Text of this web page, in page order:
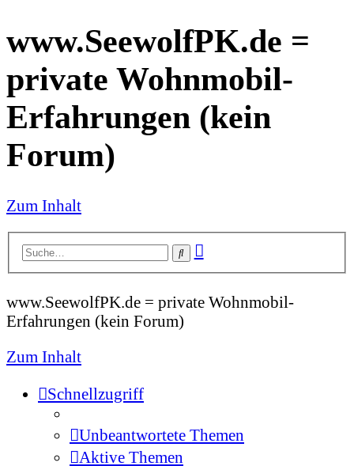
www.SeewolfPK.de =
private Wohnmobil-
Erfahrungen (kein
Forum)
Zum Inhalt
SucheErweiterte
www.SeewolfPK.de = private Wohnmobil-
Erfahrungen (kein Forum)
Zum Inhalt
Schnellzugriff
Unbeantwortete Themen
Aktive Themen